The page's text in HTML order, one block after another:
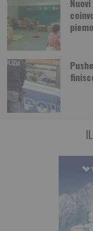
Più informazione
Da settembre “Il Nuovo
L’informazione si amplia,